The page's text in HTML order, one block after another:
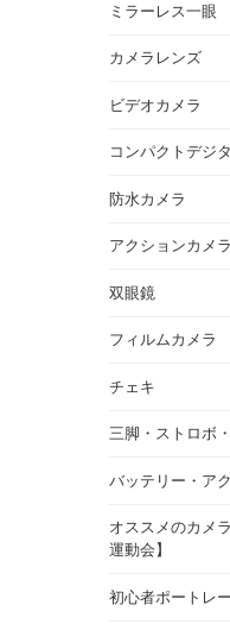
ミラーレス一眼
カメラレンズ
ビデオカメラ
コンパクトデジ
防水カメラ
アクションカメ
双眼鏡
フィルムカメラ
チェキ
三脚・ストロボ
バッテリー・ア
オススメのカメ
運動会】
初心者ポートレ